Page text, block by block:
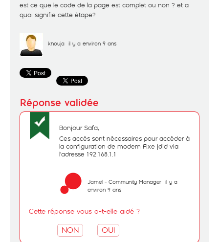
est ce que le code de la page est complet ou non ? et a
quoi signifie cette étape?
khouja il y a environ 9 ans
Bonjour Safa,
Ces accès sont nécessaires pour accéder à
la configuration de modem Fixe jdid via
l'adresse 192.168.1.1
Jamel - Community Manager il y a
environ 9 ans
Cette réponse vous a-t-elle aidé ?
NON OUI